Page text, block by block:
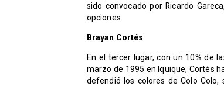
sido convocado por Ricardo
opciones.
Brayan Cortés
En el tercer lugar, con un 10% de
marzo de 1995 en Iquique, Cortés
defendió los colores de Colo